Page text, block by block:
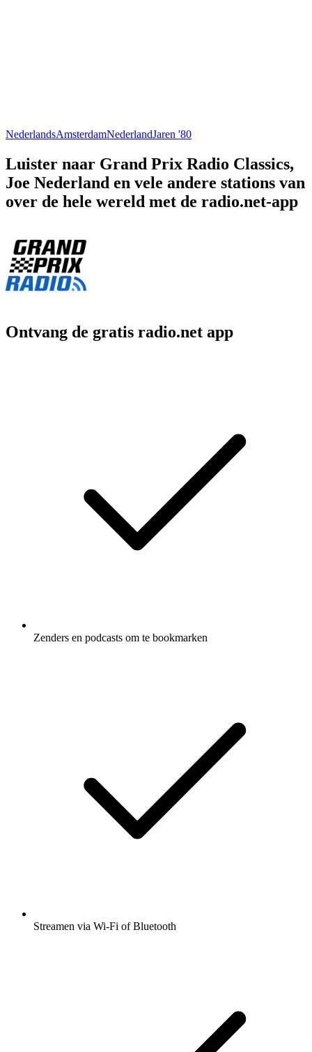
NederlandsAmsterdamNederlandJaren '80
Luister naar Grand Prix Radio Classics,
Joe Nederland en vele andere stations van
over de hele wereld met de radio.net-app
Ontvang de gratis radio.net app
Zenders en podcasts om te bookmarken
Streamen via Wi-Fi of Bluetooth